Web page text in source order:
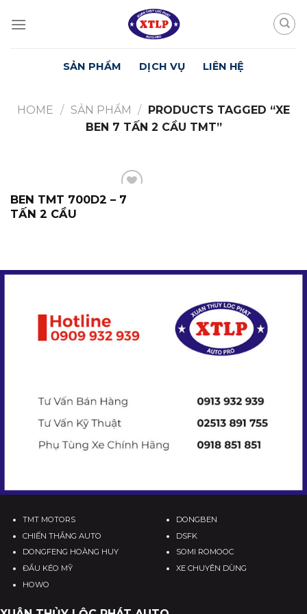
SẢN PHẨM DỊCH VỤ LIÊN HỆ
HOME / SẢN PHẨM / PRODUCTS TAGGED “XE
BEN 7 TẤN 2 CẦU TMT”
Yêu
BEN TMT 700D2 – 7
TẤN 2 CẦU
TMT MOTORS
CHIẾN THẮNG AUTO
DONGFENG HOÀNG HUY
ĐẦU KÉO MỸ
HOWO
DONGBEN
DSFK
SOMI ROMOOC
XE CHUYÊN DÙNG